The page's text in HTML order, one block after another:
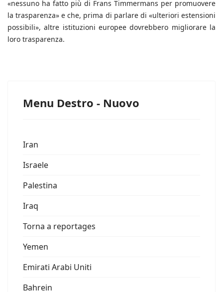
«nessuno ha fatto più di Frans Timmermans per promuovere
la trasparenza» e che, prima di parlare di «ulteriori estensioni
possibili», altre istituzioni europee dovrebbero migliorare la
loro trasparenza.
Menu Destro - Nuovo
Iran
Israele
Palestina
Iraq
Torna a reportages
Yemen
Emirati Arabi Uniti
Bahrein